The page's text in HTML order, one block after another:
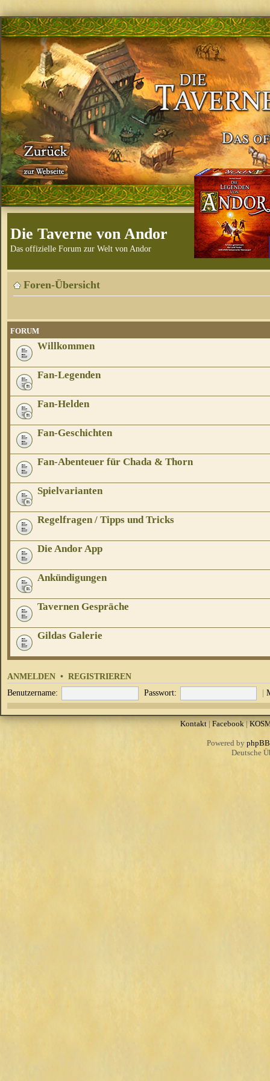
Die Taverne von Andor
Das offizielle Forum zur Welt von Andor
Foren-Übersicht
FORUM
Willkommen
Fan-Legenden
Fan-Helden
Fan-Geschichten
Fan-Abenteuer für Chada & Thorn
Spielvarianten
Regelfragen / Tipps und Tricks
Die Andor App
Ankündigungen
Tavernen Gespräche
Gildas Galerie
ANMELDEN • REGISTRIEREN
Benutzername: Passwort: |
Kontakt| Facebook|
Powered by phpBB
Deutsche